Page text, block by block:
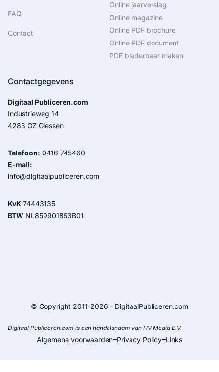
FAQ
Contact
Online jaarverslag
Online magazine
Online PDF brochure
Online PDF document
PDF bladerbaar maken
Contactgegevens
Digitaal Publiceren.com
Industrieweg 14
4283 GZ Giessen
Telefoon: 0416 745460
E-mail:
info@digitaalpubliceren.com
KvK 74443135
BTW NL859901853B01
© Copyright 2011-2026 - DigitaalPubliceren.com
Digitaal Publiceren.com is een handelsnaam van HV Media B.V.
Algemene voorwaarden Privacy Policy Links